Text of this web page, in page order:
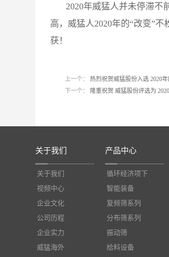
2020年威猛人并未停滞不
高，威猛人2020年的“改变”
获！
上一个：
热烈祝贺威猛股份入选 2020
下一个：
隆重祝贺 威猛股份评选为
关于我们
关于我们
视频中心
企业文化
公司历程
企业实力
威猛海外
产品中心
循环经济项下
智能装备
复频筛系列
分布筛系列
振动筛
给料设备